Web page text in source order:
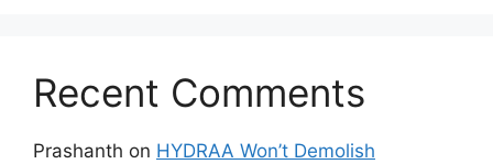
Recent Comments
Prashanth on HYDRAA Won’t Demolish